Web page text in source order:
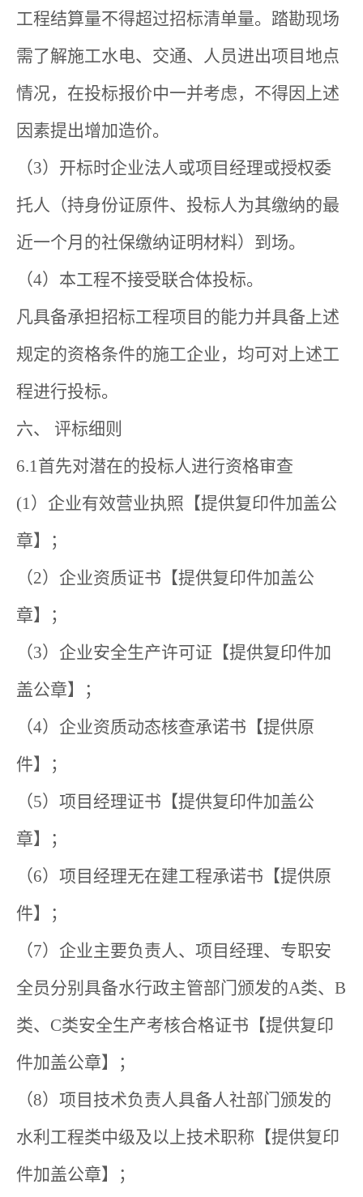
工程结算量不得超过招标清单量。踏勘现场
需了解施工水电、交通、人员进出项目地点
情况，在投标报价中一并考虑，不得因上述
因素提出增加造价。
（3）开标时企业法人或项目经理或授权委
托人（持身份证原件、投标人为其缴纳的最
近一个月的社保缴纳证明材料）到场。
（4）本工程不接受联合体投标。
凡具备承担招标工程项目的能力并具备上述
规定的资格条件的施工企业，均可对上述工
程进行投标。
六、 评标细则
6.1首先对潜在的投标人进行资格审查
(1）企业有效营业执照【提供复印件加盖公
章】；
（2）企业资质证书【提供复印件加盖公
章】；
（3）企业安全生产许可证【提供复印件加
盖公章】；
（4）企业资质动态核查承诺书【提供原
件】；
（5）项目经理证书【提供复印件加盖公
章】；
（6）项目经理无在建工程承诺书【提供原
件】；
（7）企业主要负责人、项目经理、专职安
全员分别具备水行政主管部门颁发的A类、B
类、C类安全生产考核合格证书【提供复印
件加盖公章】；
（8）项目技术负责人具备人社部门颁发的
水利工程类中级及以上技术职称【提供复印
件加盖公章】；